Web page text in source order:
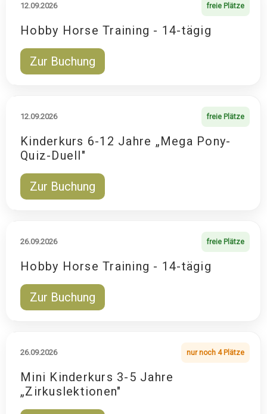
12.09.2026 freie Plätze
Hobby Horse Training - 14-tägig
Zur Buchung
12.09.2026 freie Plätze
Kinderkurs 6-12 Jahre „Mega Pony-
Quiz-Duell"
Zur Buchung
26.09.2026 freie Plätze
Hobby Horse Training - 14-tägig
Zur Buchung
26.09.2026 nur noch 4 Plätze
Mini Kinderkurs 3-5 Jahre
„Zirkuslektionen"